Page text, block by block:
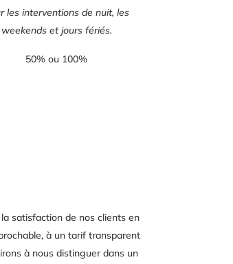
les interventions de nuit, les
weekends et jours fériés.
50% ou 100%
satisfaction de nos clients en
à un tarif transparent
à nous distinguer dans un